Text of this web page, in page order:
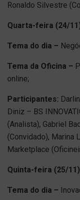
Ronaldo Silvestre
Quarta-feira (24/
Tema do dia –
Tema da Oficina –
online;
Participantes:
Diniz – BS
(Analista), Gabriel
(Convidado), Marina
Marketplace
Quinta-feira (25/11)
Tema do dia –